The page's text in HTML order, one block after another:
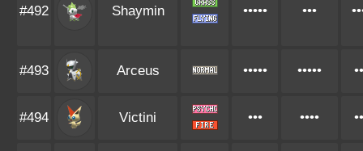
#492 Shaymin ••••• •••
#493 Arceus ••••• •••••
#494 Victini ••• ••••